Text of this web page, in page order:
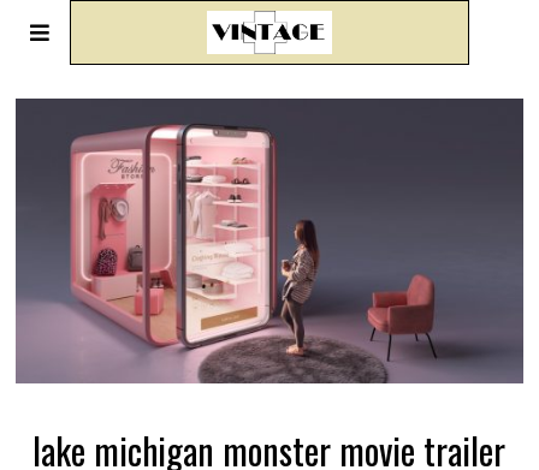
lake michigan monster movie trailer